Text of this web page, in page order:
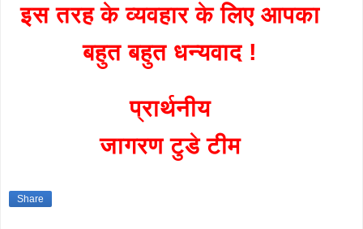
इस तरह के व्यवहार के लिए आपका
बहुत बहुत धन्यवाद !
प्रार्थनीय
जागरण टुडे टीम
Share